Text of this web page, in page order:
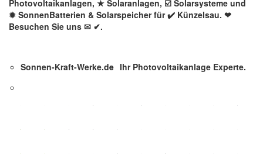
Photovoltaikanlagen, ★ Solaranlagen, ☑️ Solarsysteme und
✹ SonnenBatterien & Solarspeicher für ✔️ Künzelsau. ❤
Besuchen Sie uns ✉ ✔.
Sonnen-Kraft-Werke.de Ihr Photovoltaikanlage Experte.